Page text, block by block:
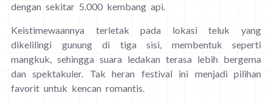
dengan sekitar 5.000 kembang api.
Keistimewaannya terletak pada lokasi teluk yang
dikelilingi gunung di tiga sisi, membentuk seperti
mangkuk, sehingga suara ledakan terasa lebih bergema
dan spektakuler. Tak heran festival ini menjadi pilihan
favorit untuk kencan romantis.